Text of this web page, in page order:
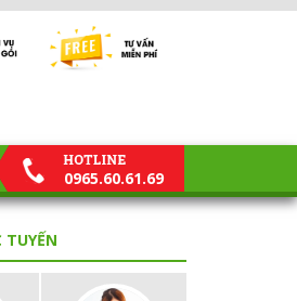
0965.60.61.69
TUYẾN